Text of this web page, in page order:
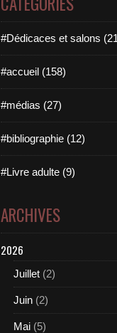
#Dédicaces et salons
#accueil (158)
#médias (27)
#bibliographie (12)
#Livre adulte (9)
ARCHIVES
2026
Juillet (2)
Juin (2)
Mai (5)